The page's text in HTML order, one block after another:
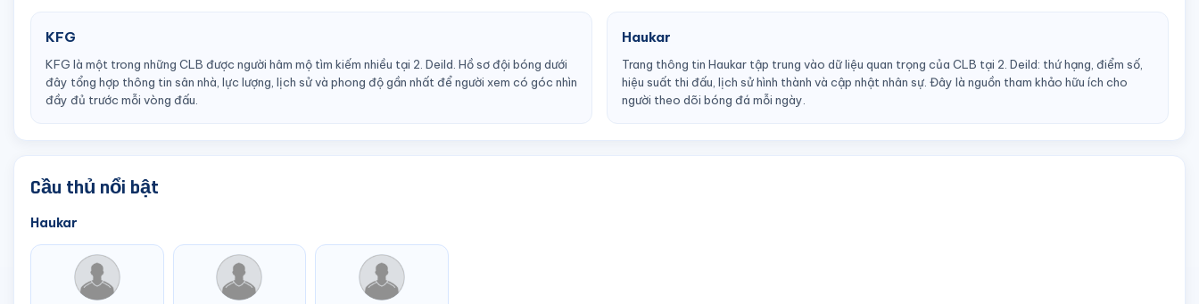
KFG
KFG là một trong những CLB được người hâm mộ tìm kiếm nhiều tại 2. Deild. Hồ sơ đội bóng dưới
đây tổng hợp thông tin sân nhà, lực lượng, lịch sử và phong độ gần nhất để người xem có góc nhìn
đầy đủ trước mỗi vòng đấu.
Haukar
Trang thông tin Haukar tập trung vào dữ liệu quan trọng của CLB tại 2. Deild: thứ hạng, điểm số,
hiệu suất thi đấu, lịch sử hình thành và cập nhật nhân sự. Đây là nguồn tham khảo hữu ích cho
người theo dõi bóng đá mỗi ngày.
Cầu thủ nổi bật
Haukar